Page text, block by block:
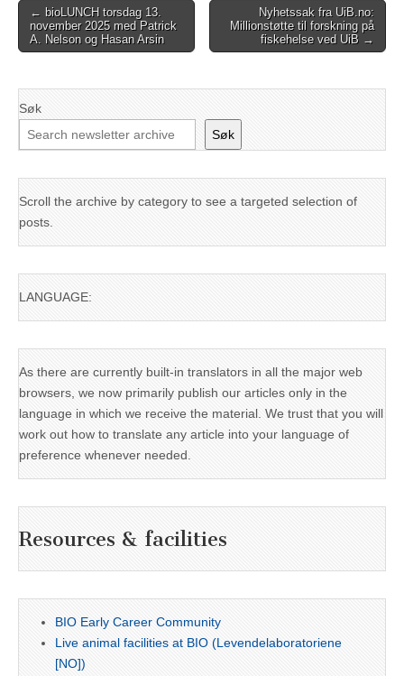
Post
navigation
← bioLUNCH torsdag 13.
november 2025 med Patrick
A. Nelson og Hasan Arsin
Nyhetssak fra UiB.no:
Millionstøtte til forskning på
fiskehelse ved UiB →
Søk
Søk
Scroll the archive by category to see a targeted selection of
posts.
LANGUAGE:
As there are currently built-in translators in all the major web
browsers, we now primarily publish our articles only in the
language in which we receive the material. We trust that you will
work out how to translate any article into your language of
preference whenever needed.
Resources & facilities
BIO Early Career Community
Live animal facilities at BIO (Levendelaboratoriene
[NO])